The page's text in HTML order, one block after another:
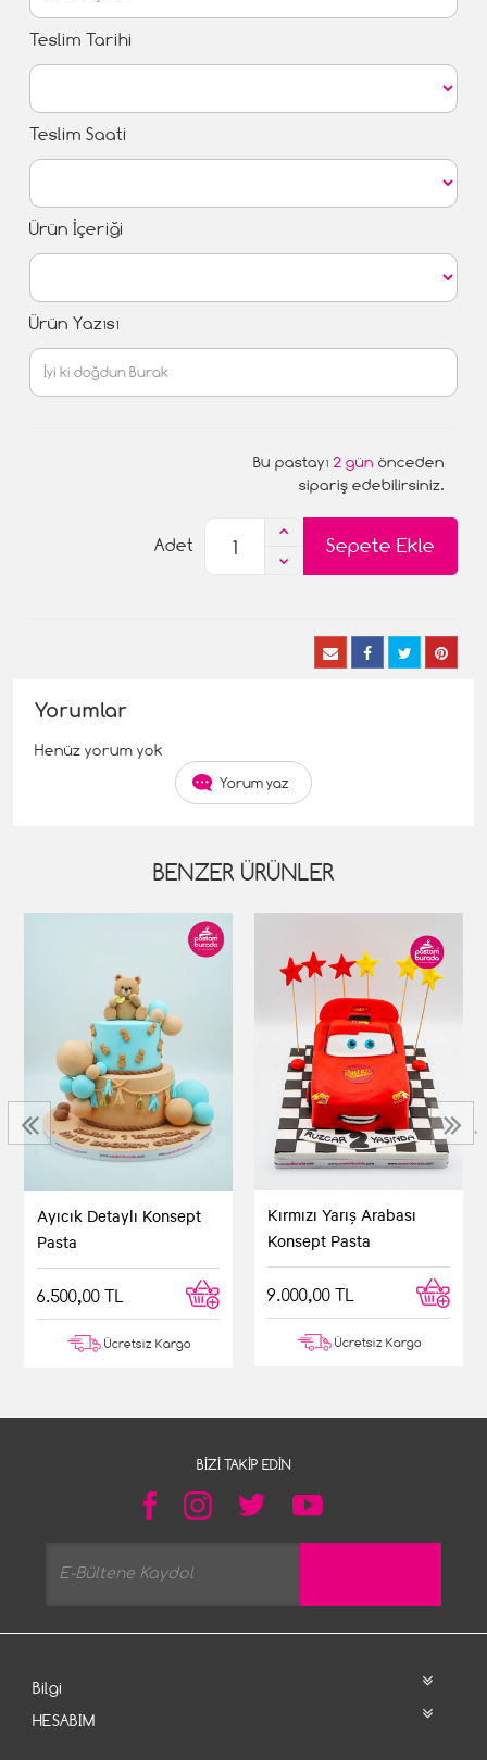
Teslim Tarihi
Teslim Saati
Ürün İçeriği
Ürün Yazısı
Bu pastayı 2 gün önceden
sipariş edebilirsiniz.
Sepete Ekle
Adet
Yorumlar
Henüz yorum yok
Yorum yaz
BENZER ÜRÜNLER
Ayıcık Detaylı Konsept
Pasta
6.500,00 TL
Ücretsiz Kargo
Kırmızı Yarış Arabası
Konsept Pasta
9.000,00 TL
Ücretsiz Kargo
‹ ›
BIZI TAKIP EDIN
Bilgi
HESABIM